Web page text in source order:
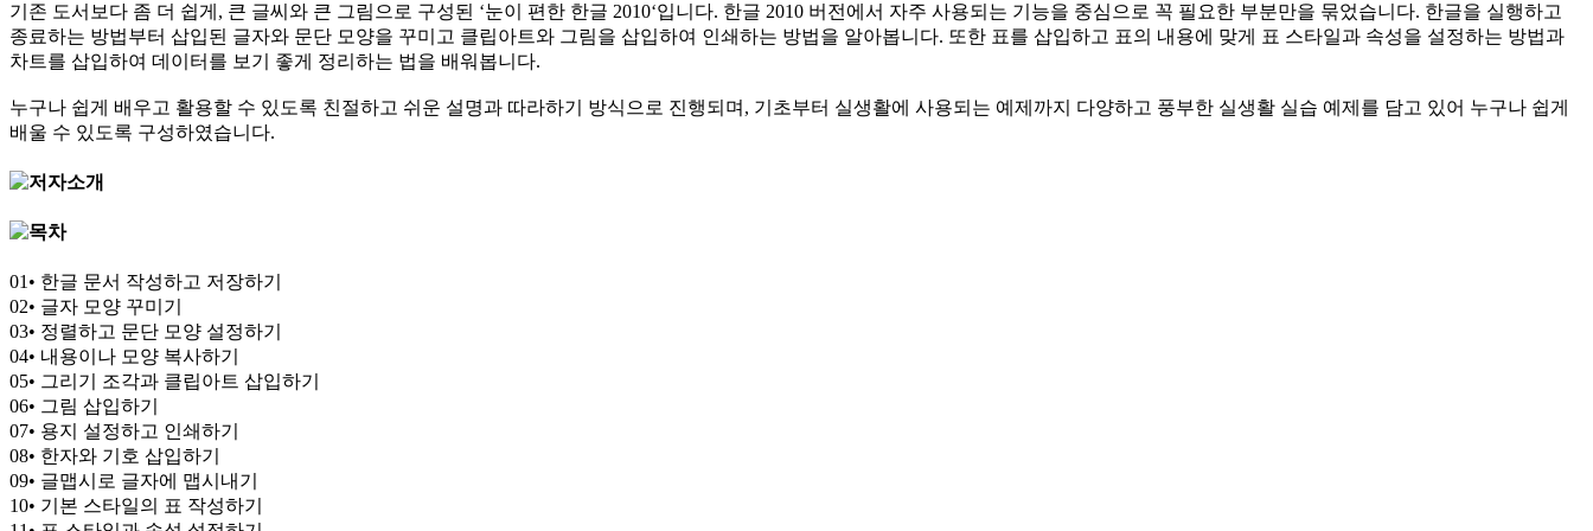
기존 도서보다 좀 더 쉽게, 큰 글씨와 큰 그림으로 구성된 ‘눈이 편한 한글 2010‘입니다. 한글 2010 버전에서 자주 사용되는 기능을 중심으로 꼭 필요한 부분만을 묶었습니다. 한글을 실행하고
종료하는 방법부터 삽입된 글자와 문단 모양을 꾸미고 클립아트와 그림을 삽입하여 인쇄하는 방법을 알아봅니다. 또한 표를 삽입하고 표의 내용에 맞게 표 스타일과 속성을 설정하는 방법과
차트를 삽입하여 데이터를 보기 좋게 정리하는 법을 배워봅니다.
누구나 쉽게 배우고 활용할 수 있도록 친절하고 쉬운 설명과 따라하기 방식으로 진행되며, 기초부터 실생활에 사용되는 예제까지 다양하고 풍부한 실생활 실습 예제를 담고 있어 누구나 쉽게
배울 수 있도록 구성하였습니다.
01• 한글 문서 작성하고 저장하기
02• 글자 모양 꾸미기
03• 정렬하고 문단 모양 설정하기
04• 내용이나 모양 복사하기
05• 그리기 조각과 클립아트 삽입하기
06• 그림 삽입하기
07• 용지 설정하고 인쇄하기
08• 한자와 기호 삽입하기
09• 글맵시로 글자에 맵시내기
10• 기본 스타일의 표 작성하기